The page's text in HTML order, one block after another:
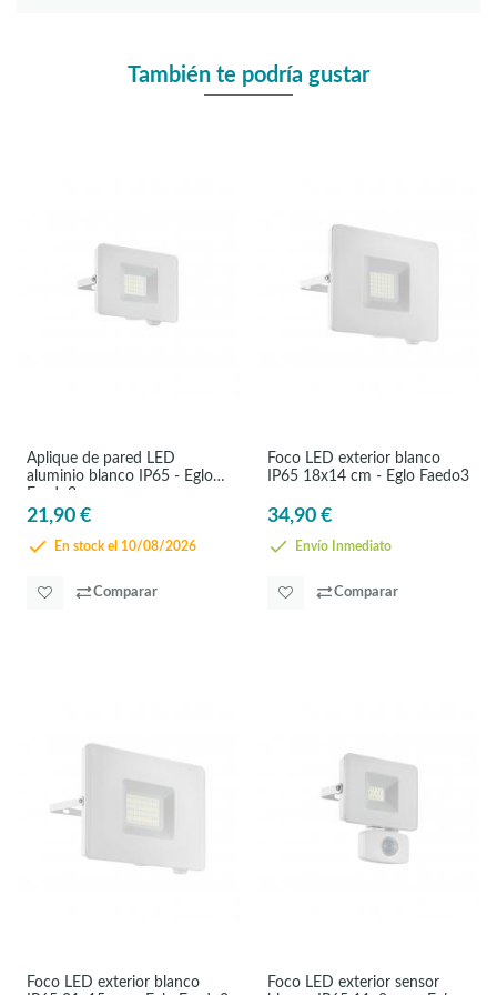
También te podría gustar
Aplique de pared LED
aluminio blanco IP65 - Eglo
Faedo3
21,90 €
En stock el 10/08/2026
Comparar
Foco LED exterior blanco
IP65 18x14 cm - Eglo Faedo3
34,90 €
Envío Inmediato
Comparar
Foco LED exterior blanco
Foco LED exterior sensor